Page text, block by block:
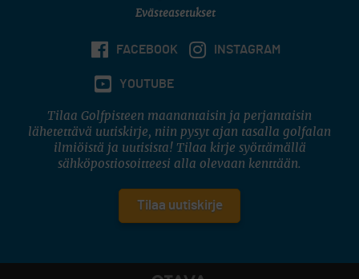
Evästeasetukset
FACEBOOK INSTAGRAM
YOUTUBE
Tilaa Golfpisteen maanantaisin ja perjantaisin
lähetettävä uutiskirje, niin pysyt ajan tasalla golfalan
ilmiöistä ja uutisista! Tilaa kirje syöttämällä
sähköpostiosoitteesi alla olevaan kenttään.
Tilaa uutiskirje